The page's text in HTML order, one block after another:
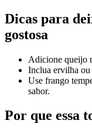
Dicas para
gostosa
Adicione queijo
Inclua ervilha ou
Use frango
sabor.
Por que essa